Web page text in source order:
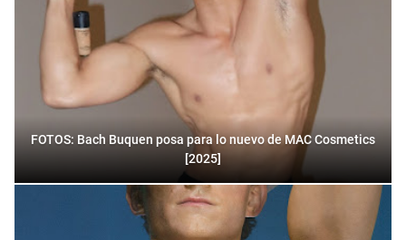
FOTOS: Bach Buquen posa para lo nuevo de MAC Cosmetics
[2025]